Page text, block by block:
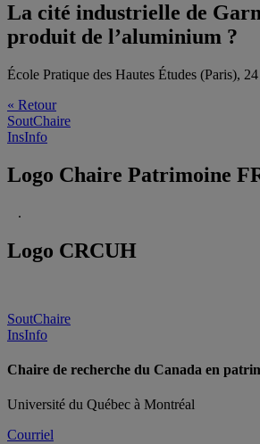
La cité industrielle de
produit de l’aluminium ?
École Pratique des Hautes Études (Paris),
« Retour
SoutChaire
InsInfo
Logo Chaire Patrimoine
.
Logo CRCUH
SoutChaire
InsInfo
Chaire de recherche du Canada en
Université du Québec à Montréal
Courriel